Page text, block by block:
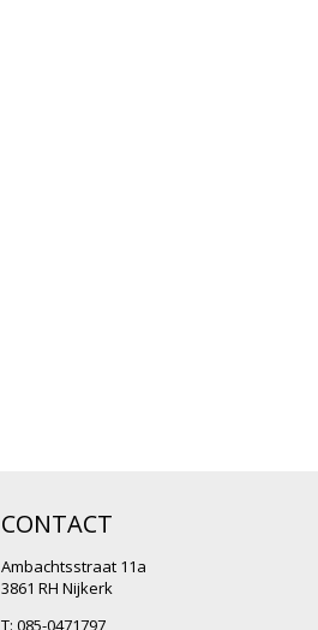
CONTACT
Ambachtsstraat 11a
3861 RH Nijkerk
T: 085-0471797